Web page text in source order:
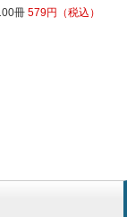
冊 579円 （税込）